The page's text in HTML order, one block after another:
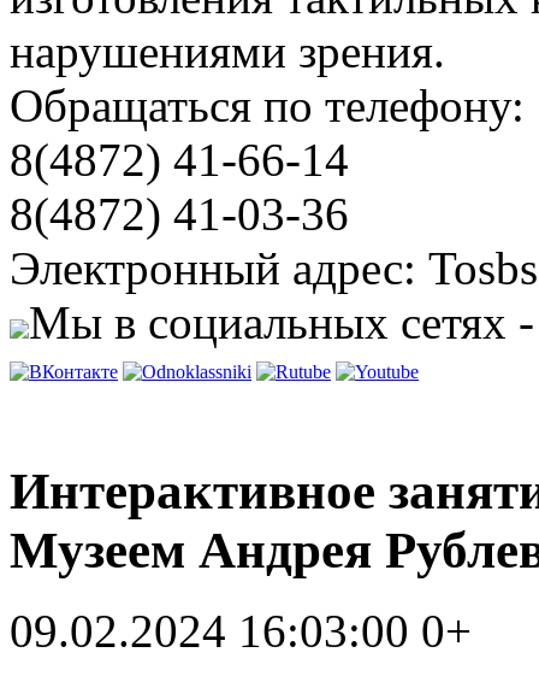
нарушениями зрения.
Обращаться по телефону:
8(4872) 41-66-14
8(4872) 41-03-36
Электронный адрес:
Мы в социальных сетях
Интерактивное
Музеем Андрея
09.02.2024 16:03:00 0+